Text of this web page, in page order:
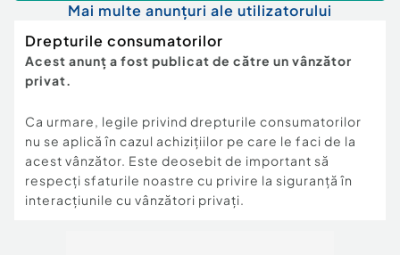
Mai multe anunțuri ale utilizatorului
Drepturile consumatorilor
Acest anunț a fost publicat de către un vânzător
privat.
Ca urmare, legile privind drepturile consumatorilor
nu se aplică în cazul achizițiilor pe care le faci de la
acest vânzător. Este deosebit de important să
respecți sfaturile noastre cu privire la siguranță în
interacțiunile cu vânzători privați.